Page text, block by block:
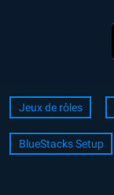
Jeux de rôles
BlueStacks Setup